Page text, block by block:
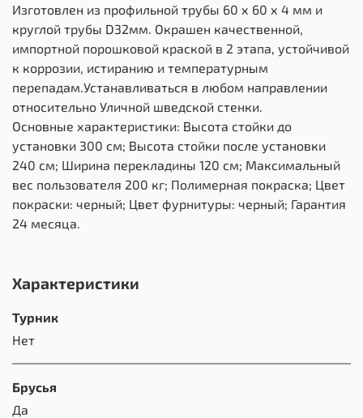
Изготовлен из профильной трубы 60 х 60 х 4 мм и
круглой трубы D32мм. Окрашен качественной,
импортной порошковой краской в 2 этапа, устойчивой
к коррозии, истиранию и температурным
перепадам.Устанавливаться в любом направлении
относительно Уличной шведской стенки.
Основные характеристики: Высота стойки до
установки 300 см; Высота стойки после установки
240 см; Ширина перекладины 120 см; Максимальный
вес пользователя 200 кг; Полимерная покраска; Цвет
покраски: черный; Цвет фурнитуры: черный; Гарантия
24 месяца.
Характеристики
Турник
Нет
Брусья
Да